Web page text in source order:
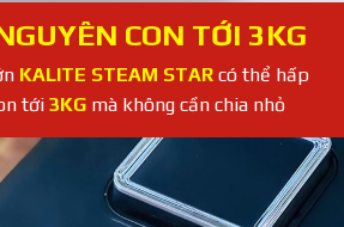
CON TỚI 3KG
KALITE STEAM STAR có thể hấp
tới 3KGmà không cần chia nhỏ